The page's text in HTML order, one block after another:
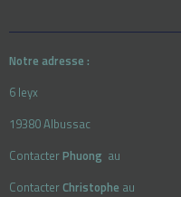
Notre adresse :
6 leyx
19380 Albussac
ContacterPhuong au
Contacter Christophe au